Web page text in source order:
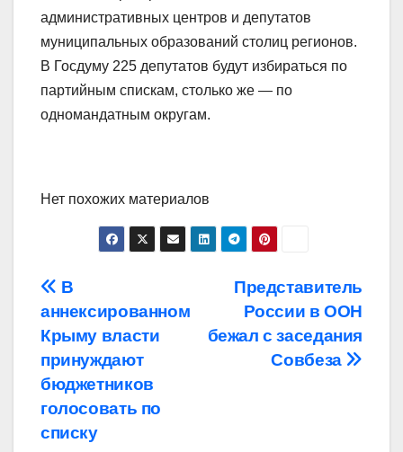
административных центров и депутатов
муниципальных образований столиц регионов.
В Госдуму 225 депутатов будут избираться по
партийным спискам, столько же — по
одномандатным округам.
Нет похожих материалов
Навигация
по
записям
Представитель
России в ООН
бежал с заседания
Совбеза
В
аннексированном
Крыму власти
принуждают
бюджетников
голосовать по
списку